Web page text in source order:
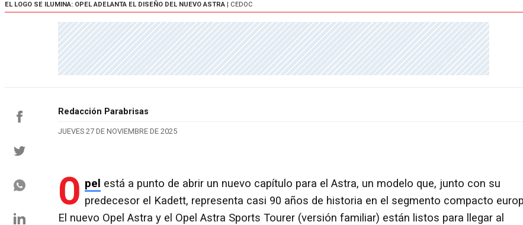
EL LOGO SE ILUMINA: OPEL ADELANTA EL DISEÑO DEL NUEVO ASTRA | CEDOC
Redacción Parabrisas
JUEVES 27 DE NOVIEMBRE DE 2025
O pel está a punto de abrir un nuevo capítulo para el Astra, un modelo que, junto con su
predecesor el Kadett, representa casi 90 años de historia en el segmento compacto
El nuevo Opel Astra y el Opel Astra Sports Tourer (versión familiar) están listos para llegar al